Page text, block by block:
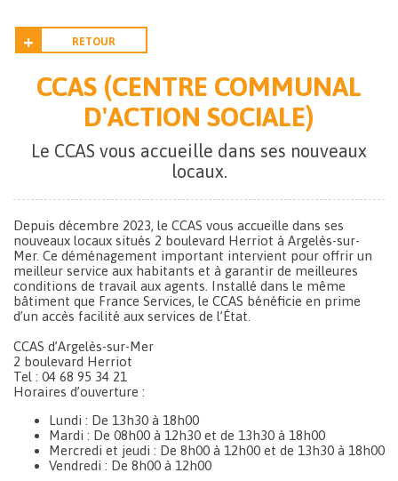
RETOUR
CCAS (CENTRE COMMUNAL
D'ACTION SOCIALE)
Le CCAS vous accueille dans ses nouveaux
locaux.
Depuis décembre 2023, le CCAS vous accueille dans ses
nouveaux locaux situés 2 boulevard Herriot à Argelès-sur-
Mer. Ce déménagement important intervient pour offrir un
meilleur service aux habitants et à garantir de meilleures
conditions de travail aux agents. Installé dans le même
bâtiment que France Services, le CCAS bénéficie en prime
d’un accès facilité aux services de l’État.
CCAS d’Argelès-sur-Mer
2 boulevard Herriot
Tel : 04 68 95 34 21
Horaires d’ouverture :
Lundi : De 13h30 à 18h00
Mardi : De 08h00 à 12h30 et de 13h30 à 18h00
Mercredi et jeudi : De 8h00 à 12h00 et de 13h30 à 18h00
Vendredi : De 8h00 à 12h00